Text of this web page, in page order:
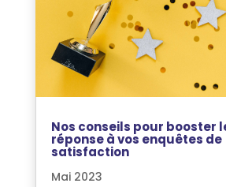
Nos conseils pour booster
réponse à vos enquêtes de
satisfaction
Mai 2023